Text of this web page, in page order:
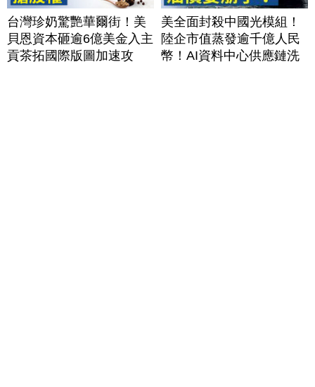
台灣珍奶驚艷華爾街！美
貝恩資本砸逾6億美金入主
貢茶拓國際版圖加速攻
美全面封殺中國光模組！
陸企市值蒸發逾千億人民
幣！AI資料中心供應鏈洗